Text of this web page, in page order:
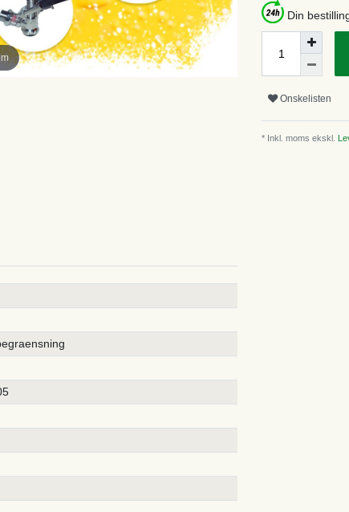
Din
Onskelisten
* Inkl. moms ekskl.